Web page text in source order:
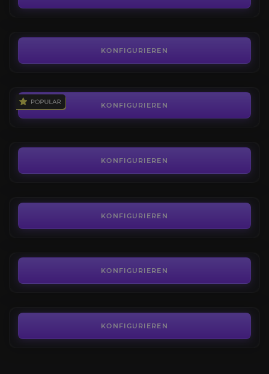
KONFIGURIEREN
KONFIGURIEREN
Boshafte Traumkralle
4.0
KONFIGURIEREN
KONFIGURIEREN
KONFIGURIEREN
Boshafte Mondbestie
KONFIGURIEREN